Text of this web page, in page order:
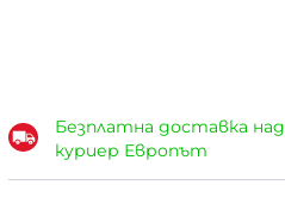
Безплатна доставка над
куриер Европът